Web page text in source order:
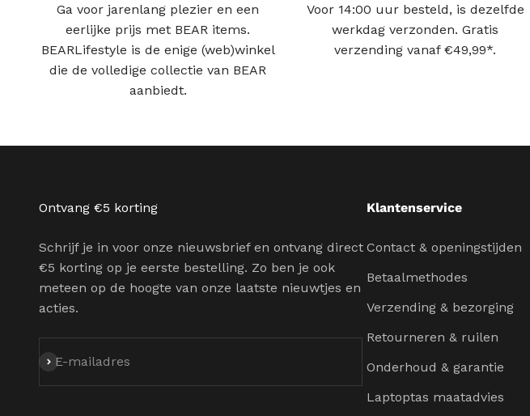
Ga voor jarenlang plezier en een
eerlijke prijs met BEAR items.
BEARLifestyle is de enige (web)winkel
die de volledige collectie van BEAR
aanbiedt.
Voor 14:00 uur besteld, is dezelfde
werkdag verzonden. Gratis
verzending vanaf €49,99*.
Ontvang €5 korting
Schrijf je in voor onze nieuwsbrief en ontvang direct
€5 korting op je eerste bestelling. Zo ben je ook
meteen op de hoogte van onze laatste nieuwtjes en
acties.
E-mailadres
Abonneren
Klantenservice
Contact & openingstijden
Betaalmethodes
Verzending & bezorging
Retourneren & ruilen
Onderhoud & garantie
Laptoptas maatadvies